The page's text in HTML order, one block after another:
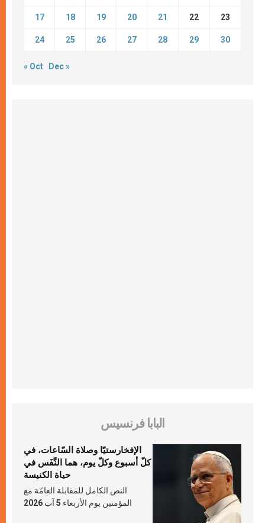
17 18 19 20 21 22 23
24 25 26 27 28 29 30
« Oct Dec »
البابا فرنسيس
الإفخارستيّا وصلاة السّاعات، في
كلّ أسبوع وكلّ يوم، هما النَّفَس في
حياة الكنيسة
النص الكامل للمقابلة العامّة مع
المؤمنين يوم الأربعاء 5 آب 2026